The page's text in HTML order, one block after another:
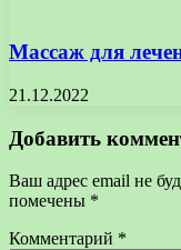
Массаж для
21.12.2022
Добавить
Ваш адрес email не
помечены *
Комментарий *